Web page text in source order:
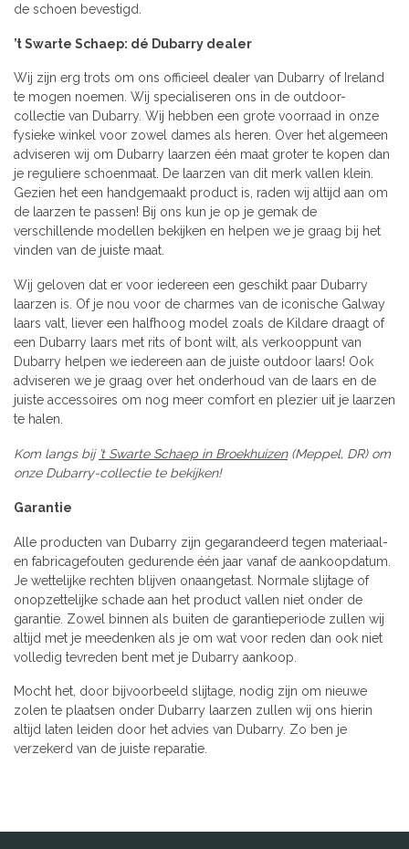
de schoen bevestigd.
’t Swarte Schaep: dé Dubarry dealer
Wij zijn erg trots om ons officieel dealer van Dubarry of Ireland
te mogen noemen. Wij specialiseren ons in de outdoor-
collectie van Dubarry. Wij hebben een grote voorraad in onze
fysieke winkel voor zowel dames als heren. Over het algemeen
adviseren wij om Dubarry laarzen één maat groter te kopen dan
je reguliere schoenmaat. De laarzen van dit merk vallen klein.
Gezien het een handgemaakt product is, raden wij altijd aan om
de laarzen te passen! Bij ons kun je op je gemak de
verschillende modellen bekijken en helpen we je graag bij het
vinden van de juiste maat.
Wij geloven dat er voor iedereen een geschikt paar Dubarry
laarzen is. Of je nou voor de charmes van de iconische Galway
laars valt, liever een halfhoog model zoals de Kildare draagt of
een Dubarry laars met rits of bont wilt, als verkooppunt van
Dubarry helpen we iedereen aan de juiste outdoor laars! Ook
adviseren we je graag over het onderhoud van de laars en de
juiste accessoires om nog meer comfort en plezier uit je laarzen
te halen.
Kom langs bij ’t Swarte Schaep in Broekhuizen(Meppel, DR) om
onze Dubarry-collectie te bekijken!
Garantie
Alle producten van Dubarry zijn gegarandeerd tegen materiaal-
en fabricagefouten gedurende één jaar vanaf de aankoopdatum.
Je wettelijke rechten blijven onaangetast. Normale slijtage of
onopzettelijke schade aan het product vallen niet onder de
garantie. Zowel binnen als buiten de garantieperiode zullen wij
altijd met je meedenken als je om wat voor reden dan ook niet
volledig tevreden bent met je Dubarry aankoop.
Mocht het, door bijvoorbeeld slijtage, nodig zijn om nieuwe
zolen te plaatsen onder Dubarry laarzen zullen wij ons hierin
altijd laten leiden door het advies van Dubarry. Zo ben je
verzekerd van de juiste reparatie.